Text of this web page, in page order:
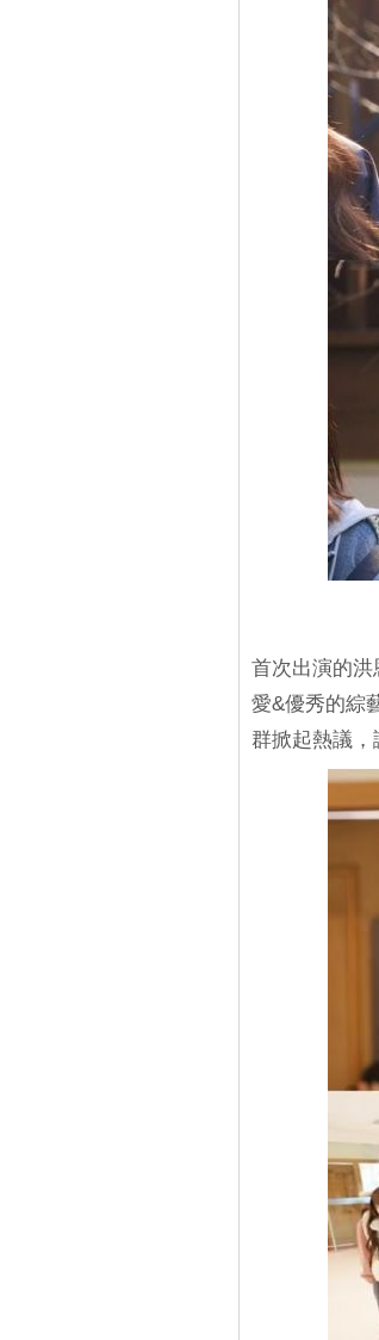
首次出演的洪
愛&優秀的綜
群掀起熱議，